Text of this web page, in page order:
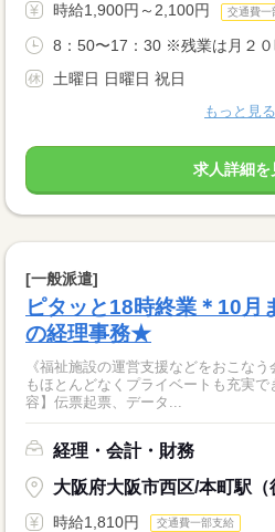
時給1,900円～2,100円 交通費一
8：50〜17：30 ※残業は月２０
土曜日 日曜日 祝日
もっと見る
求人詳細を
[一般派遣]
ピタッと18時終業＊10
の経理事務★
《福祉施設の運営支援などをおこな
もほとんどなくプライベートも充
容】伝票起票、データ...
経理・会計・財務
大阪府大阪市西区/本町駅（
時給1,810円 交通費一部支給